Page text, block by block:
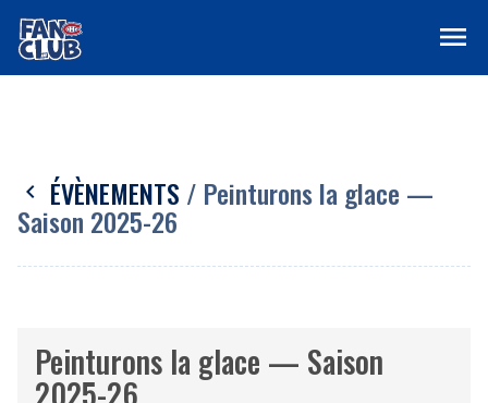
menu
chevron_left ÉVÈNEMENTS / Peinturons la glace —
Saison 2025-26
Peinturons la glace — Saison
2025-26